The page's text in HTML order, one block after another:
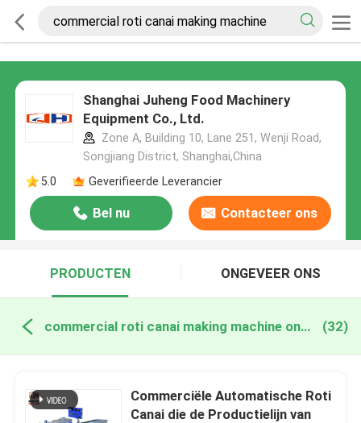
Shanghai Juheng Food Machinery
Equipment Co., Ltd.
Zone A, Building 10, Lane 251, Wenji Road,
Songjiang District, Shanghai,China
5.0
Geverifieerde Leverancier
Bel nu Contacteer ons
PRODUCTEN ONGEVEER ONS
commercial roti canai making machine online fabricage (32)
Commerciële Automatische Roti
Canai die de Productielijn van